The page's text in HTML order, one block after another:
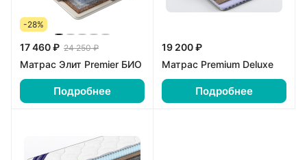
-28%
17 460 ₽ 24 250 ₽
Матрас Элит Premier БИО
Подробнее
19 200 ₽
Матрас Premium Deluxe
Подробнее